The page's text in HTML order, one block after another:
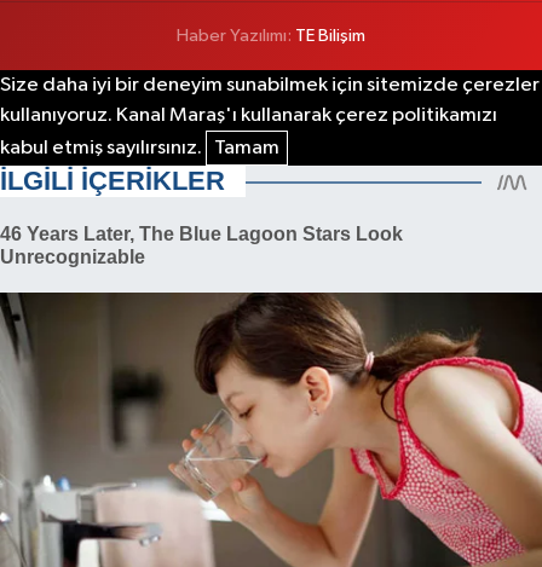
Haber Yazılımı: TE Bilişim
Size daha iyi bir deneyim sunabilmek için sitemizde çerezler
kullanıyoruz. Kanal Maraş'ı kullanarak çerez politikamızı
kabul etmiş sayılırsınız.
Tamam